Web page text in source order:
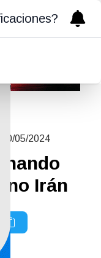
20/05/2024
Irán